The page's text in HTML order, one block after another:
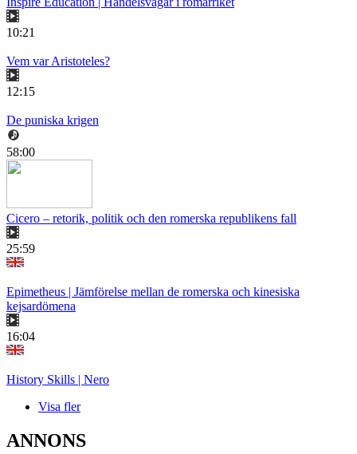
10:21
Vem var Aristoteles?
12:15
De puniska krigen
58:00
Cicero – retorik, politik och den romerska republikens fall
25:59
Epimetheus | Jämförelse mellan de romerska och kinesiska
kejsardömena
16:04
History Skills | Nero
Visa fler
ANNONS